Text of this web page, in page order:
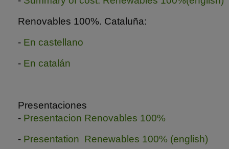
Renovables 100%. Cataluña:
- En castellano
- En catalán
Presentaciones
- Presentacion Renovables 100%
- Presentation Renewables 100% (english)